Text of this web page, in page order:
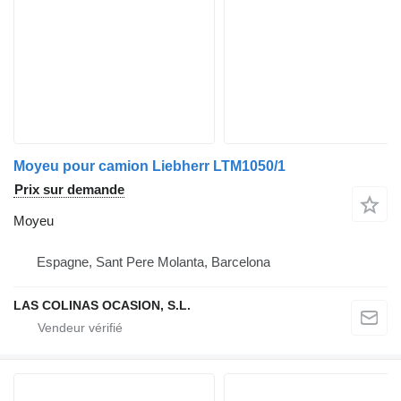
Moyeu pour camion Liebherr LTM1050/1
Prix sur demande
Moyeu
Espagne, Sant Pere Molanta, Barcelona
LAS COLINAS OCASION, S.L.